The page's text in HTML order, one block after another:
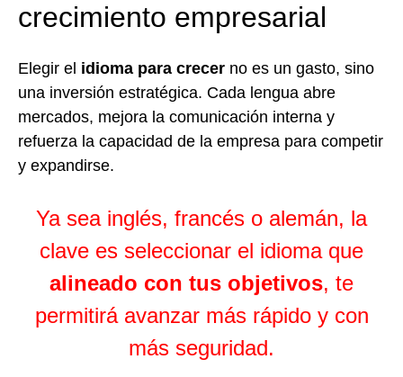
crecimiento empresarial
Elegir el idioma para crecer no es un gasto, sino
una inversión estratégica. Cada lengua abre
mercados, mejora la comunicación interna y
refuerza la capacidad de la empresa para competir
y expandirse.
Ya sea inglés, francés o alemán, la
clave es seleccionar el idioma que
alineado con tus objetivos, te
permitirá avanzar más rápido y con
más seguridad.